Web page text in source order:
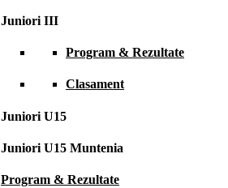
Juniori III
Program & Rezultate
Clasament
Juniori U15
Juniori U15 Muntenia
Program & Rezultate